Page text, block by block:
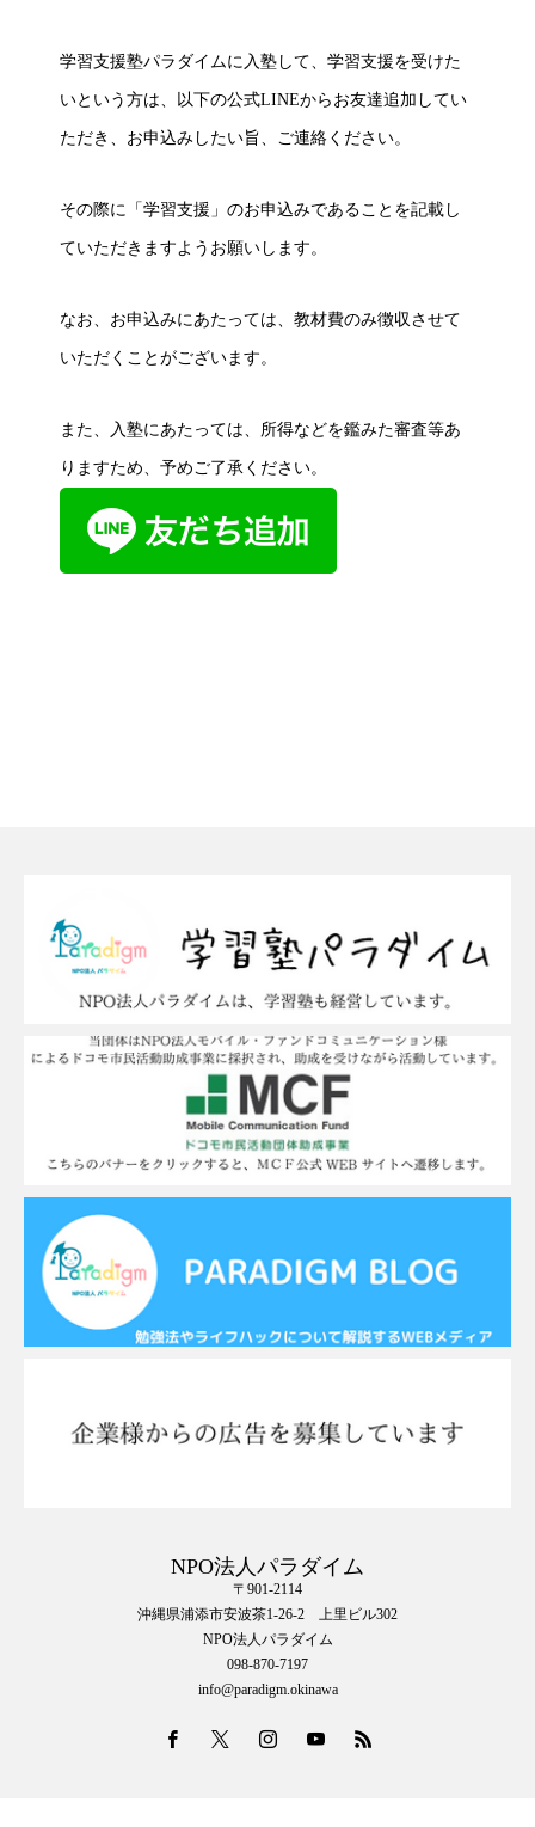
学習支援塾パラダイムに入塾して、学習支援を受けた
いという方は、以下の公式LINEからお友達追加してい
ただき、お申込みしたい旨、ご連絡ください。
その際に「学習支援」のお申込みであることを記載し
ていただきますようお願いします。
なお、お申込みにあたっては、教材費のみ徴収させて
いただくことがございます。
また、入塾にあたっては、所得などを鑑みた審査等あ
りますため、予めご了承ください。
NPO法人パラダイム
〒901-2114
沖縄県浦添市安波茶1-26-2 上里ビル302
NPO法人パラダイム
098-870-7197
info@paradigm.okinawa